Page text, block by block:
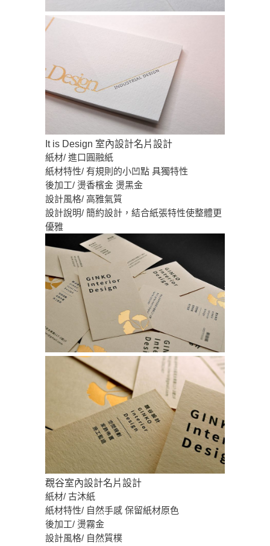
It is Design 室內設計名片設計
紙材/ 進口圓融紙
紙材特性/ 有規則的小凹點 具獨特性
後加工/ 燙香檳金 燙黑金
設計風格/ 高雅氣質
設計說明/ 簡約設計，結合紙張特性使整體更
優雅
覠谷室內設計名片設計
紙材/ 古沐紙
紙材特性/ 自然手感 保留紙材原色
後加工/ 燙霧金
設計風格/ 自然質樸